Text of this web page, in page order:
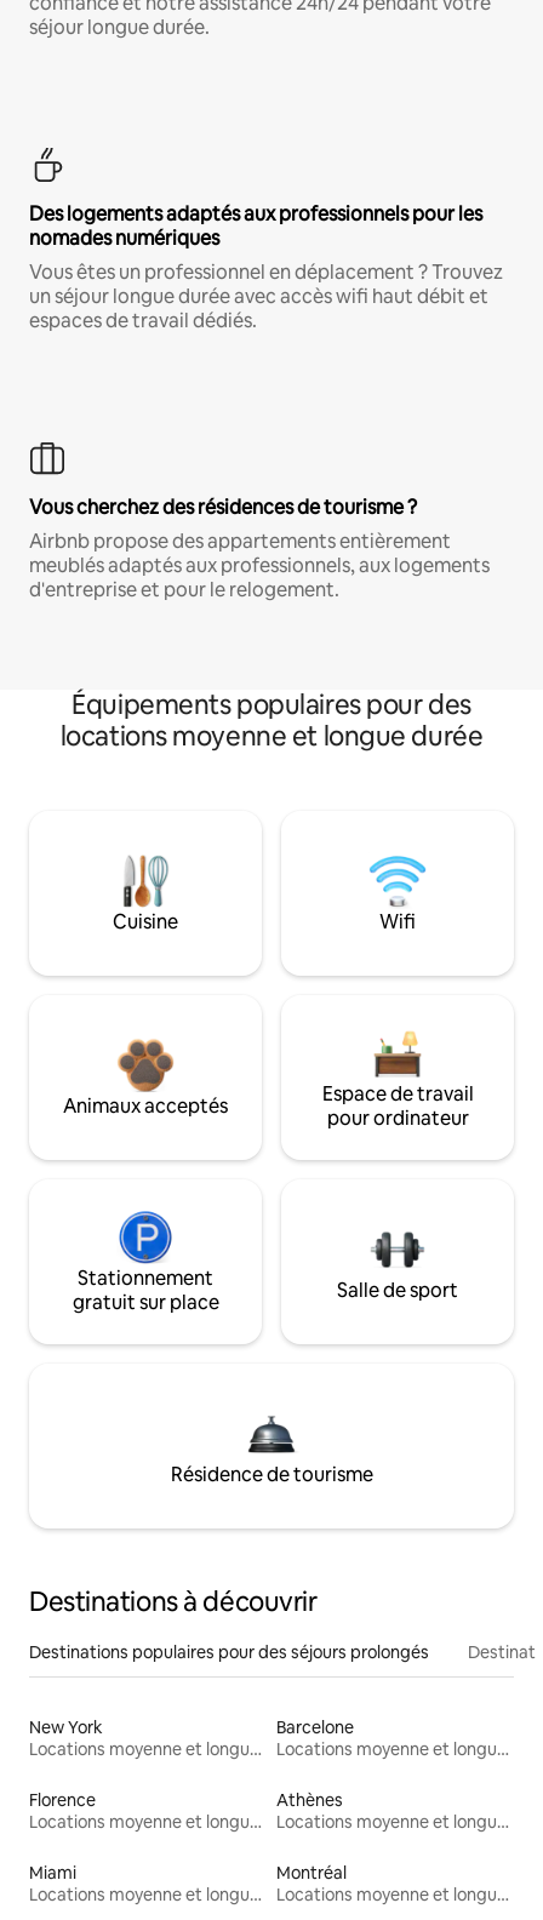
séjour longue durée.
Des logements adaptés aux professionnels pour les
nomades numériques
Vous êtes un professionnel en déplacement ? Trouvez
un séjour longue durée avec accès wifi haut débit et
espaces de travail dédiés.
Vous cherchez des résidences de tourisme ?
Airbnb propose des appartements entièrement
meublés adaptés aux professionnels, aux logements
d'entreprise et pour le relogement.
Équipements populaires pour des
locations moyenne et longue durée
Cuisine Wifi
Animaux acceptés
Espace de travail
pour ordinateur
Stationnement
gratuit sur place
Salle de sport
Résidence de tourisme
Destinations à découvrir
Destinations populaires pour des séjours prolongés
New York
Locations moyenne et longue durée
Barcelone
Locations moyenne et longue durée
Florence
Locations moyenne et longue durée
Athènes
Locations moyenne et longue durée
Miami
Locations moyenne et longue durée
Montréal
Locations moyenne et longue durée